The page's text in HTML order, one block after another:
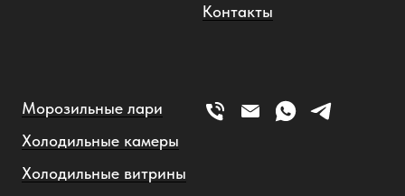
Контакты
Морозильные лари
Холодильные камеры
Холодильные витрины